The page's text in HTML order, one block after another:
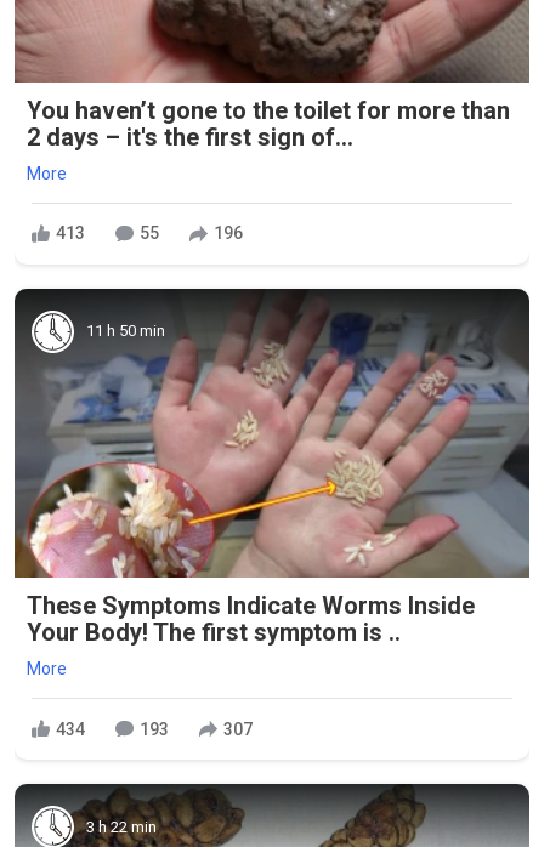
You haven’t gone to the toilet for more than
2 days – it's the first sign of...
More
413 55 196
11 h 50 min
These Symptoms Indicate Worms Inside
Your Body! The first symptom is ..
More
434 193 307
3 h 22 min